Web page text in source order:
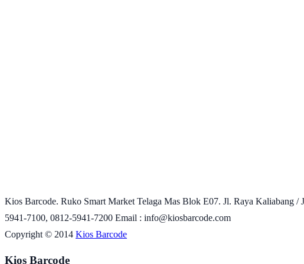
Kios Barcode. Ruko Smart Market Telaga Mas Blok E07. Jl. Raya Kaliabang
5941-7100, 0812-5941-7200 Email : info@kiosbarcode.com
Copyright © 2014 Kios Barcode
Kios Barcode